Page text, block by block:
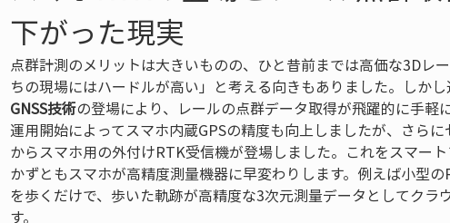
下がった現実
点群計測のメリットは大きいものの、ひと昔前までは高価な3Dレ
ちの現場にはハードルが高い」と考える向きもありました。しかし
GNSS技術の登場により、レールの点群データ取得が飛躍的に手軽
運用開始によってスマホ内蔵GPSの精度も向上しましたが、さら
からスマホ用の外付けRTK受信機が登場しました。これをスマー
かずともスマホが高精度測量機器に早変わりします。例えば小型
を歩くだけで、歩いた軌跡が高精度な3次元測量データとしてクラ
す。